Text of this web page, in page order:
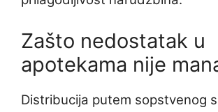
Zašto nedostatak u
apotekama nije
Distribucija putem sopstvenog